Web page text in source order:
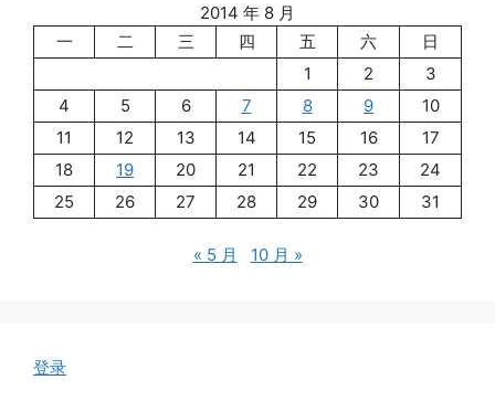
2014 年 8 月
一
二 三 四 五 六
日
1
2
3
4
5 6 7 8 9
10
11
12 13 14 15 16
17
18
19 20 21 22 23
24
25
26 27 28 29 30 31
« 5 月 10 月 »
登录